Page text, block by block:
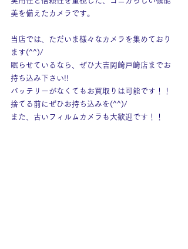
美を備えたカメラです。
当店では、ただいま様々なカメラを集めており
ます(^^)/
眠らせているなら、ぜひ大吉岡崎戸崎店までお
持ち込み下さい!!
バッテリーがなくてもお買取りは可能です！！
捨てる前にぜひお持ち込みを(^^)/
また、古いフィルムカメラも大歓迎です！！